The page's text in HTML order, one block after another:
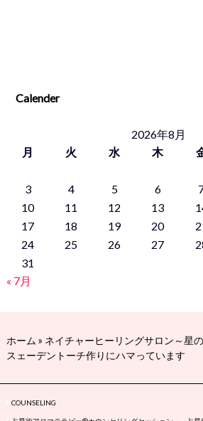
Calender
2026年8月
月
火 水 木
3
4 5 6
10
11 12 13
17
18 19 20
24
25 26 27
31
« 7月
ホーム » ネイチャーヒーリングサロン～星
スェーデントーチ作りにハマっています
COUNSELING